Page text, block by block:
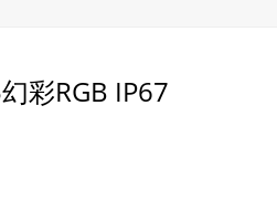
彩RGB IP67